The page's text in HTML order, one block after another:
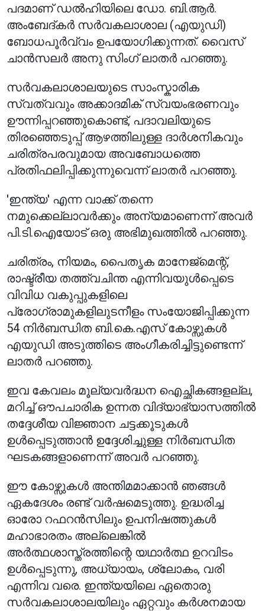
പദമാണ് ഡൽഹിയിലെ ഡോ. ബി.ആർ.
അംബേദ്കർ സർവകലാശാല (എയുഡി)
ബോധപൂർവ്വം ഉപയോഗിക്കുന്നത്. വൈസ്
ചാൻസലർ അനു സിംഗ് ലാതർ പറഞ്ഞു.
സർവകലാശാലയുടെ സാംസ്കാരിക
സ്വത്വവും അക്കാദമിക് സ്വയംഭരണവും
ഊന്നിപ്പറഞ്ഞുകൊണ്ട്, പദാവലിയുടെ
തിരഞ്ഞെടുപ്പ് ആഴത്തിലുള്ള ദാർശനികവും
ചരിത്രപരവുമായ അവബോധത്തെ
പ്രതിഫലിപ്പിക്കുന്നുവെന്ന് ലാതർ പറഞ്ഞു.
'ഇന്ത്യ' എന്ന വാക്ക് തന്നെ
നമുക്കെല്ലാവർക്കും അന്യമാണെന്ന് അവർ
പി.ടി.ഐയോട് ഒരു അഭിമുഖത്തിൽ പറഞ്ഞു.
ചരിത്രം, നിയമം, പൈതൃക മാനേജ്മെന്റ്,
രാഷ്ട്രീയ തത്ത്വചിന്ത എന്നിവയുൾപ്പെടെ
വിവിധ വകുപ്പുകളിലെ
പ്രോഗ്രാമുകളിലുടനീളം സംയോജിപ്പിക്കുന്ന
54 നിർബന്ധിത ബി.കെ.എസ് കോഴ്സുകൾ
എയുഡി അടുത്തിടെ അംഗീകരിച്ചിട്ടുണ്ടെന്ന്
ലാതർ പറഞ്ഞു.
ഇവ കേവലം മൂല്യവർദ്ധന ഐച്ഛികങ്ങളല്ല,
മറിച്ച് ഔപചാരിക ഉന്നത വിദ്യാഭ്യാസത്തിൽ
തദ്ദേശീയ വിജ്ഞാന ചട്ടക്കൂടുകൾ
ഉൾപ്പെടുത്താൻ ഉദ്ദേശിച്ചുള്ള നിർബന്ധിത
ഘടകങ്ങളാണെന്ന് അവർ പറഞ്ഞു.
ഈ കോഴ്സുകൾ അന്തിമമാക്കാൻ ഞങ്ങൾ
ഏകദേശം രണ്ട് വർഷമെടുത്തു. ഉദ്ധരിച്ച
ഓരോ റഫറൻസിലും ഉപനിഷത്തുകൾ
മഹാഭാരതം അല്ലെങ്കിൽ
അർത്ഥശാസ്ത്രത്തിന്റെ യഥാർത്ഥ ഉറവിടം
ഉൾപ്പെടുന്നു, അധ്യായം, ശ്ലോകം, വരി
എന്നിവ വരെ. ഇന്ത്യയിലെ ഏതൊരു
സർവകലാശാലയിലും ഏറ്റവും കർശനമായ